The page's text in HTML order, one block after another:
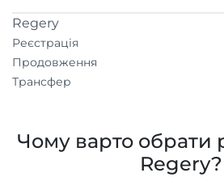
Regery
Реєстрація
Продовження
Трансфер
Чому варто обрати
Regery?